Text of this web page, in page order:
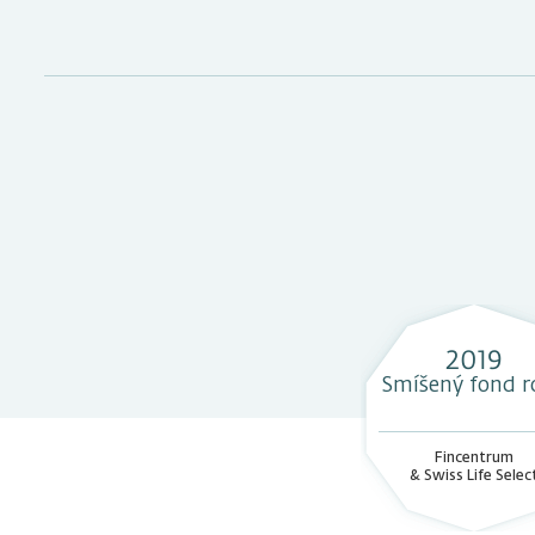
POPLATEK ZA OBHOSPODAŘOVÁNÍ
aktuálně
průměrné
2019
Smíšený fond
Fincentrum
& Swiss Life